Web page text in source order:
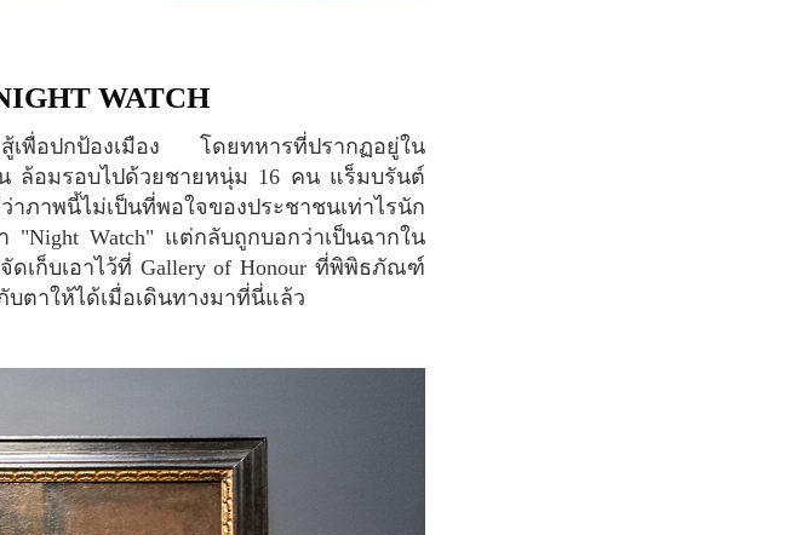
WATCH
ล้อมรอบไปด้วยชายหนุ่ม 16 คน แร็มบรันต์
ภาพนี้ไม่เป็นที่พอใจของประชาชนเท่าไรนัก
Watch" แต่กลับถูกบอกว่าเป็นฉากใน
เก็บเอาไว้ที่ Gallery of Honour ที่พิพิธภัณฑ์
ตาให้ได้เมื่อเดินทางมาที่นี่แล้ว